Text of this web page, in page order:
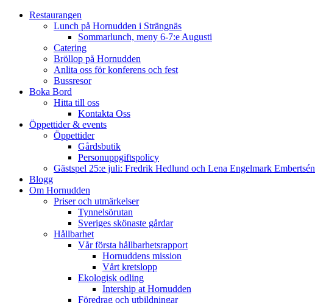
Restaurangen
Lunch på Hornudden i Strängnäs
Sommarlunch, meny 6-7:e Augusti
Catering
Bröllop på Hornudden
Anlita oss för konferens och fest
Bussresor
Boka Bord
Hitta till oss
Kontakta Oss
Öppettider & events
Öppettider
Gårdsbutik
Personuppgiftspolicy
Gästspel 25:e juli: Fredrik Hedlund och Lena Engelmark Embertsén
Blogg
Om Hornudden
Priser och utmärkelser
Tynnelsörutan
Sveriges skönaste gårdar
Hållbarhet
Vår första hållbarhetsrapport
Hornuddens mission
Vårt kretslopp
Ekologisk odling
Intership at Hornudden
Föredrag och utbildningar